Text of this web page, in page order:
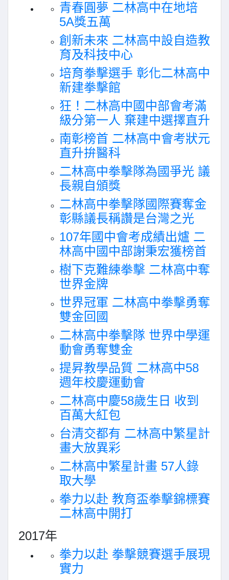
青春圓夢 二林高中在地培
5A獎五萬
創新未來 二林高中設自造教
育及科技中心
培育拳擊選手 彰化二林高中
新建拳擊館
狂！二林高中國中部會考滿
級分第一人 棄建中選擇直升
南彰榜首 二林高中會考狀元
直升拚醫科
二林高中拳擊隊為國爭光 議
長親自頒獎
二林高中拳擊隊國際賽奪金
彰縣議長稱讚是台灣之光
107年國中會考成績出爐 二
林高中國中部謝秉宏獲榜首
樹下克難練拳擊 二林高中奪
世界金牌
世界冠軍 二林高中拳擊勇奪
雙金回國
二林高中拳擊隊 世界中學運
動會勇奪雙金
提昇教學品質 二林高中58
週年校慶運動會
二林高中慶58歲生日 收到
百萬大紅包
台清交都有 二林高中繁星計
畫大放異彩
二林高中繁星計畫 57人錄
取大學
拳力以赴 教育盃拳擊錦標賽
二林高中開打
2017年
拳力以赴 拳擊競賽選手展現
實力